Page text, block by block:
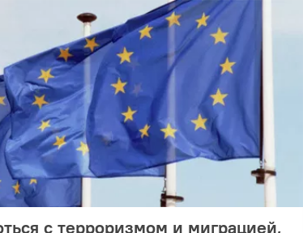
с терроризмом и миграцией,